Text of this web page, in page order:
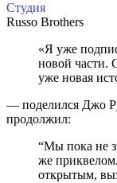
Студия
Russo Brothers
«Я уже
новой части.
уже новая
— поделился Джо
продолжил:
“Мы пока не
же
открытым,